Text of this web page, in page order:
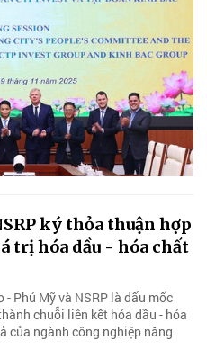
ký thỏa thuận hợp
trị hóa dầu - hóa chất
Phú Mỹ và NSRP là dấu mốc
chuỗi liên kết hóa dầu - hóa
của ngành công nghiệp năng